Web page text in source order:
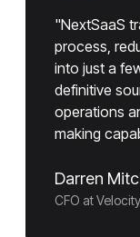
"NextSaaS
process,
into just a
definitive
operations
making
Darren
CFO at